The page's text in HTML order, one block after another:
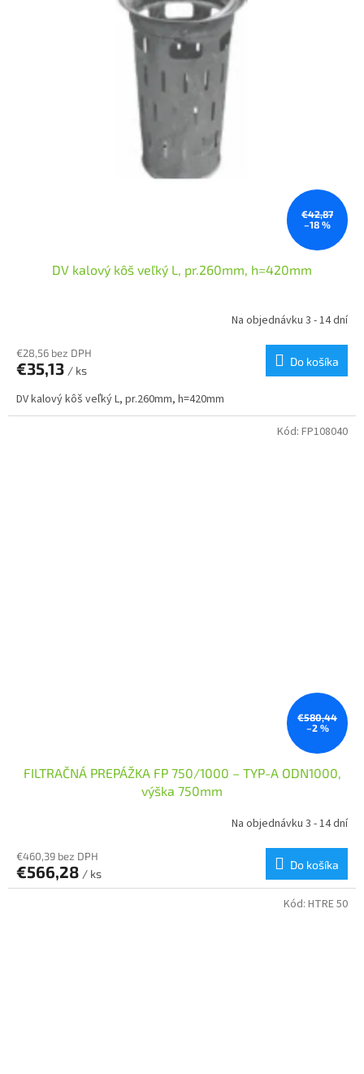
€42,87
–18 %
DV kalový kôš veľký L, pr.260mm, h=420mm
Na objednávku 3 - 14 dní
€28,56 bez DPH
€35,13 / ks
Do košíka
DV kalový kôš veľký L, pr.260mm, h=420mm
€580,44
–2 %
FILTRAČNÁ PREPÁŽKA FP 750/1000 – TYP-A ODN1000,
výška 750mm
Na objednávku 3 - 14 dní
€460,39 bez DPH
€566,28 / ks
Do košíka
Kód: FP108040
Kód: HTRE 50